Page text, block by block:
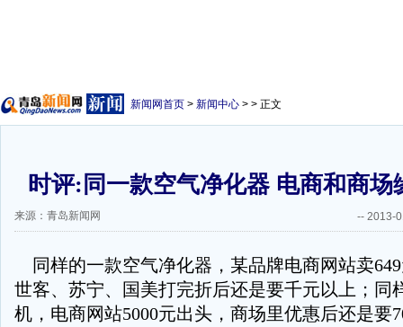
新闻网首页 > 新闻中心 > > 正文
时评:同一款空气净化器 电商和商场
来源：青岛新闻网 -- 2013-
同样的一款空气净化器，某品牌电商网站卖
世客、苏宁、国美打完折后还是要千元以上；同
机，电商网站5000元出头，商场里优惠后还是要